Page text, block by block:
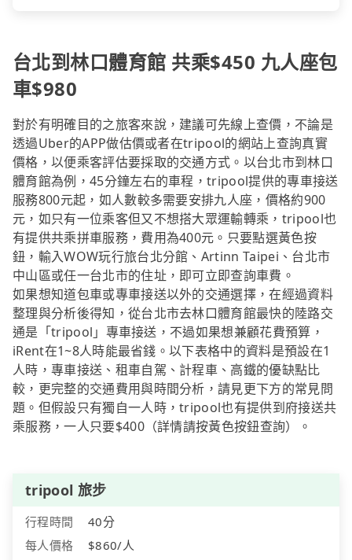
台北到林口體育館 共乘$450 九人座包
車$980
對於有明確目的之旅客來說，建議可先線上查價，不論是
透過Uber的APP做估價或者在tripool的網站上查詢真實
價格，以便乘客評估要採取的交通方式。以台北市到林口
體育館為例，45分鐘左右的車程，tripool提供的專車接送
服務800元起，如人數較多需要安排九人座，價格約900
元，如只有一位乘客但又不想搭大眾運輸轉乘，tripool也
有提供共乘拼車服務，費用為400元。只要點選黃色按
鈕，輸入WOW玩行旅台北分館、Artinn Taipei、台北市
中山區或任一台北市的住址，即可立即查詢車費。
如果想知道包車或專車接送以外的交通選擇，在經過資料
整理與分析後得知，從台北市去林口體育館最快的陸路交
通是「tripool」專車接送，不過如果想兼顧花費預算，
iRent在1~8人時能最省錢。以下表格中的資料是預設在1
人時，專車接送、租車自駕、計程車、高鐵的優缺點比
較，更完整的交通費用與時間分析，請見更下方的常見問
題。但假設只有獨自一人時，tripool也有提供到府接送共
乘服務，一人只要$400（詳情請按黃色按鈕查詢）。
tripool 旅步
行程時間
40分
每人價格
$860/人